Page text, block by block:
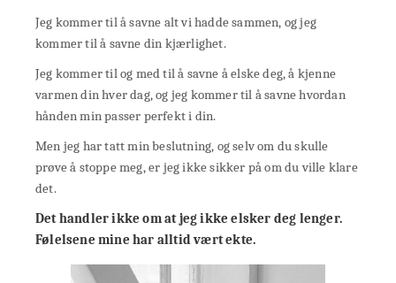
Jeg kommer til å savne alt vi hadde sammen, og jeg
kommer til å savne din kjærlighet.
Jeg kommer til og med til å savne å elske deg, å kjenne
varmen din hver dag, og jeg kommer til å savne hvordan
hånden min passer perfekt i din.
Men jeg har tatt min beslutning, og selv om du skulle
prøve å stoppe meg, er jeg ikke sikker på om du ville klare
det.
Det handler ikke om at jeg ikke elsker deg lenger.
Følelsene mine har alltid vært ekte.